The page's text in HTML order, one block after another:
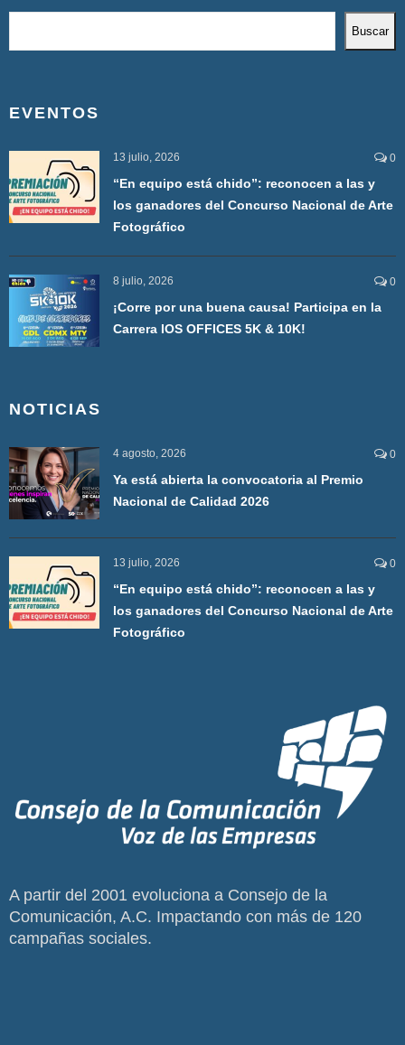
Buscar
EVENTOS
13 julio, 2026 0
“En equipo está chido”: reconocen a las y
los ganadores del Concurso Nacional de Arte
Fotográfico
8 julio, 2026 0
¡Corre por una buena causa! Participa en la
Carrera IOS OFFICES 5K & 10K!
NOTICIAS
4 agosto, 2026 0
Ya está abierta la convocatoria al Premio
Nacional de Calidad 2026
13 julio, 2026 0
“En equipo está chido”: reconocen a las y
los ganadores del Concurso Nacional de Arte
Fotográfico
A partir del 2001 evoluciona a Consejo de la
Comunicación, A.C. Impactando con más de 120
campañas sociales.